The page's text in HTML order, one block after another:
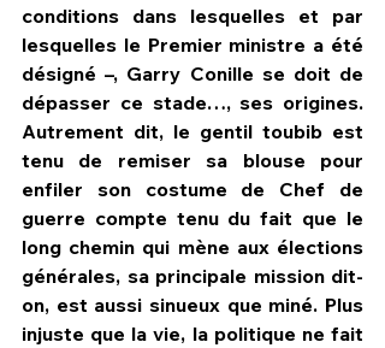
conditions dans lesquelles et par
lesquelles le Premier ministre a été
désigné –, Garry Conille se doit de
dépasser ce stade…, ses origines.
Autrement dit, le gentil toubib est
tenu de remiser sa blouse pour
enfiler son costume de Chef de
guerre compte tenu du fait que le
long chemin qui mène aux élections
générales, sa principale mission dit-
on, est aussi sinueux que miné. Plus
injuste que la vie, la politique ne fait